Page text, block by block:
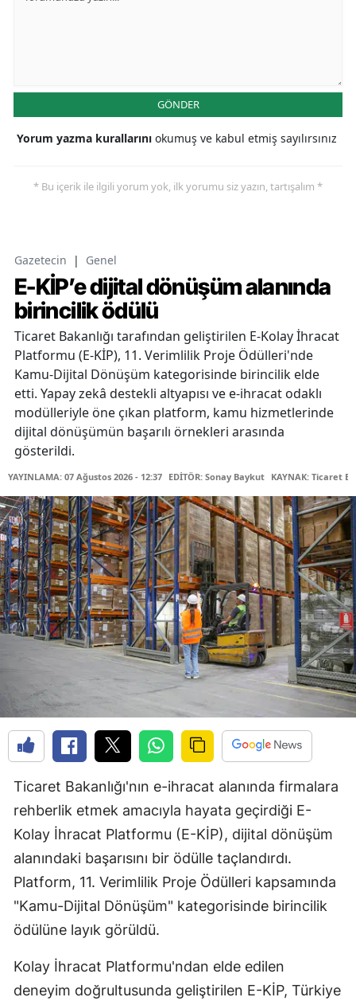
GÖNDER
Yorum yazma kurallarını okumuş ve kabul etmiş sayılırsınız
* Bu içerik ile ilgili yorum yok, ilk yorumu siz yazın, tartışalım *
Gazetecin | Genel
E-KİP’e dijital dönüşüm alanında
birincilik ödülü
Ticaret Bakanlığı tarafından geliştirilen E-Kolay İhracat
Platformu (E-KİP), 11. Verimlilik Proje Ödülleri'nde
Kamu-Dijital Dönüşüm kategorisinde birincilik elde
etti. Yapay zekâ destekli altyapısı ve e-ihracat odaklı
modülleriyle öne çıkan platform, kamu hizmetlerinde
dijital dönüşümün başarılı örnekleri arasında
gösterildi.
YAYINLAMA: 07 Ağustos 2026 - 12:37 EDİTÖR: Sonay Baykut KAYNAK: Ticaret
Ticaret Bakanlığı'nın e-ihracat alanında firmalara
rehberlik etmek amacıyla hayata geçirdiği E-
Kolay İhracat Platformu (E-KİP), dijital dönüşüm
alanındaki başarısını bir ödülle taçlandırdı.
Platform, 11. Verimlilik Proje Ödülleri kapsamında
"Kamu-Dijital Dönüşüm" kategorisinde birincilik
ödülüne layık görüldü.
Kolay İhracat Platformu'ndan elde edilen
deneyim doğrultusunda geliştirilen E-KİP, Türkiye